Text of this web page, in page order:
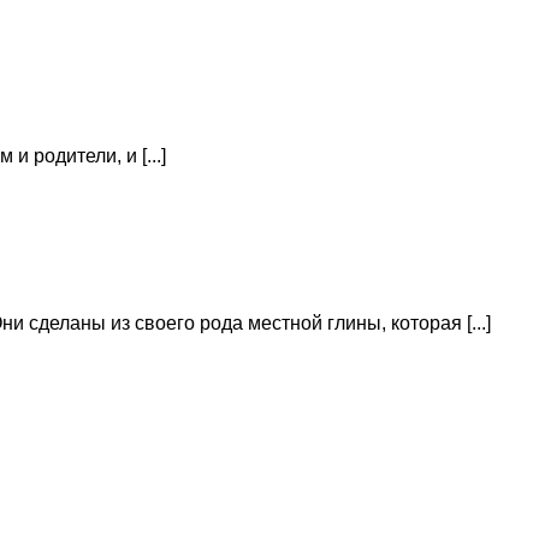
и родители, и [...]
сделаны из своего рода местной глины, которая [...]